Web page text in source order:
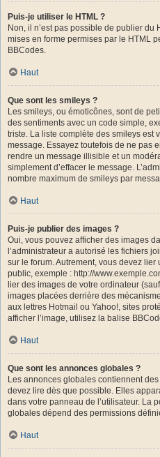
Puis-je utiliser le HTML ?
Non, il n’est pas possible de publier du
mises en forme permises par le HTML
BBCodes.
Haut
Que sont les smileys ?
Les smileys, ou émoticônes, sont de
des sentiments avec un code simple,
triste. La liste complète des smileys est
message. Essayez toutefois de ne pas
rendre un message illisible et un
simplement d’effacer le message.
nombre maximum de smileys par
Haut
Puis-je publier des images ?
Oui, vous pouvez afficher des images
l’administrateur a autorisé les fichiers
sur le forum. Autrement, vous devez
public, exemple : http://
lier des images de votre ordinateur
images placées derrière des
aux lettres Hotmail ou Yahoo!, sites
afficher l’image, utilisez la balise
Haut
Que sont les annonces globales ?
Les annonces globales contiennent
devez lire dès que possible. Elles
dans votre panneau de l’utilisateur. La
globales dépend des permissions
Haut